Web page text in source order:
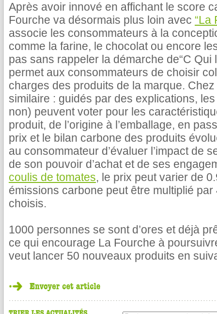
Après avoir innové en affichant le score
Fourche va désormais plus loin avec “La
associe les consommateurs à la
comme la farine, le chocolat ou encore
pas sans rappeler la démarche de“C Qui
permet aux consommateurs de choisir
charges des produits de la marque.
similaire : guidés par des explications,
non) peuvent voter pour les
produit, de l’origine à l’emballage, en
prix et le bilan carbone des produits
au consommateur d’évaluer l’impact de
de son pouvoir d’achat et de ses
coulis de tomates, le prix peut varier de
émissions carbone peut être multiplié
choisis.
1000 personnes se sont d’ores et déjà
ce qui encourage La Fourche à
veut lancer 50 nouveaux produits en